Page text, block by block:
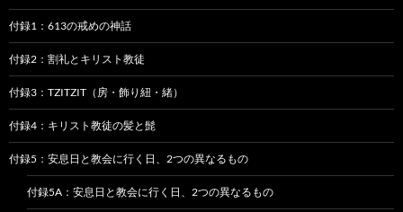
付録1：613の戒めの神話
付録2：割礼とキリスト教徒
付録3：TZITZIT（房・飾り紐・緒）
付録4：キリスト教徒の髪と髭
付録5：安息日と教会に行く日、2つの異なるもの
付録5A：安息日と教会に行く日、2つの異なるもの